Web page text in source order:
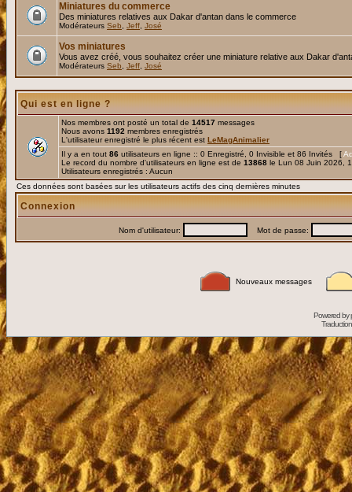
Miniatures du commerce
Des miniatures relatives aux Dakar d'antan dans le commerce
Modérateurs Seb Jeff José
Vos miniatures
Vous avez créé, vous souhaitez créer une miniature relative aux Dakar
Modérateurs Seb Jeff José
Qui est en ligne ?
Nos membres ont posté un total de 14517 messages
Nous avons 1192 membres enregistrés
L'utilisateur enregistré le plus récent est LeMagAnimalier
Il y a en tout 86 utilisateurs en ligne :: 0 Enregistré, 0 Invisible et 86 Invités [
Le record du nombre d'utilisateurs en ligne est de 13868 le Lun 08 Juin 2026,
Utilisateurs enregistrés : Aucun
Ces données sont basées sur les utilisateurs actifs des cinq dernières minutes
Connexion
Nom d'utilisateur: Mot de passe:
Nouveaux messages
Powered by